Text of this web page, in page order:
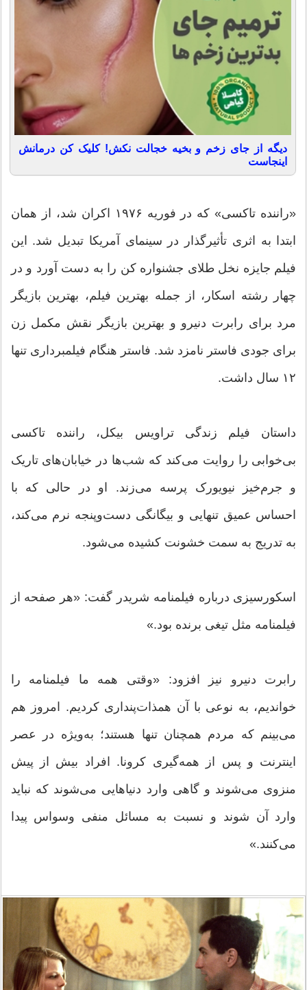
دیگه از جای زخم و بخیه خجالت نکش! کلیک کن درمانش
اینجاست
«راننده تاکسی» که در فوریه ۱۹۷۶ اکران شد، از همان
ابتدا به اثری تأثیرگذار در سینمای آمریکا تبدیل شد. این
فیلم جایزه نخل طلای جشنواره کن را به دست آورد و در
چهار رشته اسکار، از جمله بهترین فیلم، بهترین بازیگر
مرد برای رابرت دنیرو و بهترین بازیگر نقش مکمل زن
برای جودی فاستر نامزد شد. فاستر هنگام فیلمبرداری تنها
۱۲ سال داشت.
داستان فیلم زندگی تراویس بیکل، راننده تاکسی
بی‌خوابی را روایت می‌کند که شب‌ها در خیابان‌های تاریک
و جرم‌خیز نیویورک پرسه می‌زند. او در حالی که با
احساس عمیق تنهایی و بیگانگی دست‌وپنجه نرم می‌کند،
به تدریج به سمت خشونت کشیده می‌شود.
اسکورسیزی درباره فیلمنامه شریدر گفت: «هر صفحه از
فیلمنامه مثل تیغی برنده بود.»
رابرت دنیرو نیز افزود: «وقتی همه ما فیلمنامه را
خواندیم، به نوعی با آن همذات‌پنداری کردیم. امروز هم
می‌بینم که مردم همچنان تنها هستند؛ به‌ویژه در عصر
اینترنت و پس از همه‌گیری کرونا. افراد بیش از پیش
منزوی می‌شوند و گاهی وارد دنیاهایی می‌شوند که نباید
وارد آن شوند و نسبت به مسائل منفی وسواس پیدا
می‌کنند.»